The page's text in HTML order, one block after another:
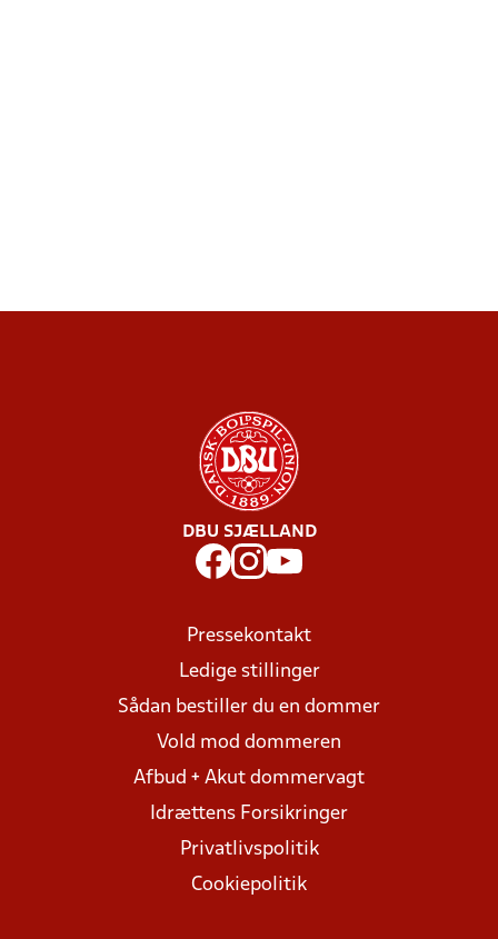
DBU SJÆLLAND
Pressekontakt
Ledige stillinger
Sådan bestiller du en dommer
Vold mod dommeren
Afbud + Akut dommervagt
Idrættens Forsikringer
Privatlivspolitik
Cookiepolitik